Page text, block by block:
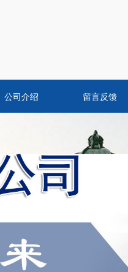
公司介绍 留言反馈